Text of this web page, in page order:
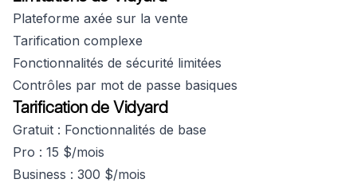
Plateforme axée sur la vente
Tarification complexe
Fonctionnalités de sécurité limitées
Contrôles par mot de passe basiques
Tarification de Vidyard
Gratuit : Fonctionnalités de base
Pro : 15 $/mois
Business : 300 $/mois